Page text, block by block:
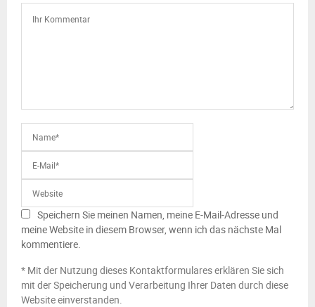
Speichern Sie meinen Namen, meine E-Mail-Adresse und
meine Website in diesem Browser, wenn ich das nächste Mal
kommentiere.
* Mit der Nutzung dieses Kontaktformulares erklären Sie sich
mit der Speicherung und Verarbeitung Ihrer Daten durch diese
Website einverstanden.